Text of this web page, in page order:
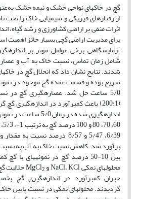
گچ در خاک­های نواحی خشک و نیمه خشک
از رفتارهای فیزیکی و شیمیایی خاک را تحت
اثرات منفی بر اراضی کشاورزی و رشد گیاه،
برای مدیریت اراضی گچی بسیار حائز اهمیت
آزمایشگاهی برخی عوامل موثر بر
شامل زمان تماس، نسبت خاک به آب و
شدند. نتایج نشان داد که انحلال گچ در
سریع بوده و قسمت عمده گچ موجود در
5/0 ساعت حل شد. عصاره­گیری گچ در
(200:1) باعث کم­برآورد در اندازه­گیری
6/39، 5/47 و 8/57 درصد نسبت
محلول­های نمکی NaCl، KCl و MgCl 2 حلالیت